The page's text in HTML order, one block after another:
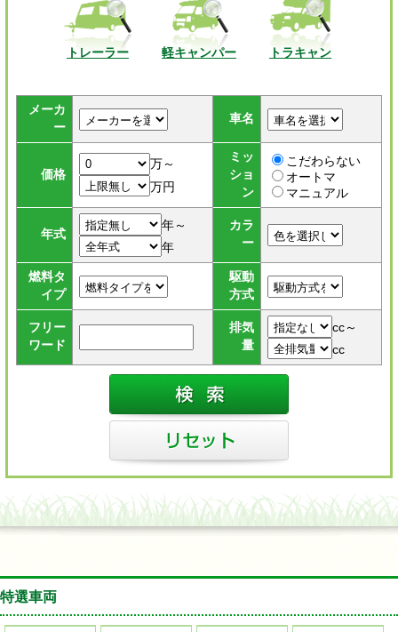
トレーラー 軽キャンパー トラキャン
メーカ
ー
車名
価格
万～
万円
ミッ
ショ
ン
こだわらない
オートマ
マニュアル
年式
年～
年
カラ
ー
燃料タ
イプ
駆動
方式
フリー
ワード
排気
量
cc～
cc
特選車両